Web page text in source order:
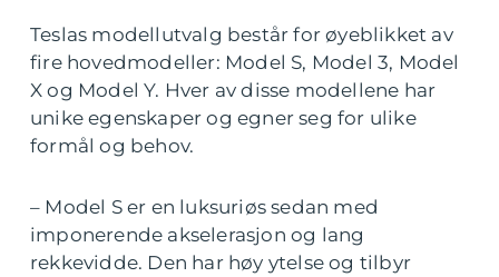
Teslas modellutvalg består for øyeblikket av
fire hovedmodeller: Model S, Model 3, Model
X og Model Y. Hver av disse modellene har
unike egenskaper og egner seg for ulike
formål og behov.
– Model S er en luksuriøs sedan med
imponerende akselerasjon og lang
rekkevidde. Den har høy ytelse og tilbyr